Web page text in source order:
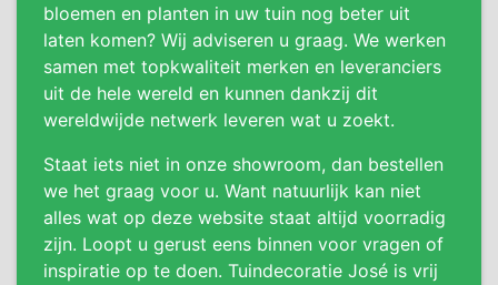
bloemen en planten in uw tuin nog beter uit
laten komen? Wij adviseren u graag. We werken
samen met topkwaliteit merken en leveranciers
uit de hele wereld en kunnen dankzij dit
wereldwijde netwerk leveren wat u zoekt.
Staat iets niet in onze showroom, dan bestellen
we het graag voor u. Want natuurlijk kan niet
alles wat op deze website staat altijd voorradig
zijn. Loopt u gerust eens binnen voor vragen of
inspiratie op te doen. Tuindecoratie José is vrij